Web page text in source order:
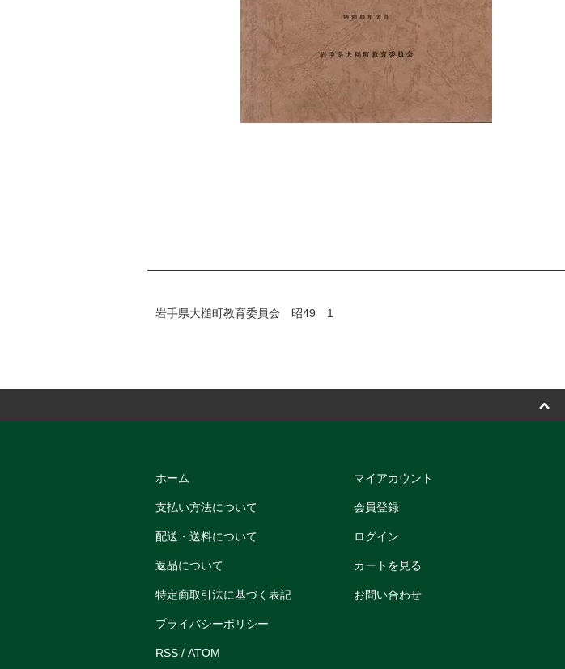
岩手県大槌町教育委員会 昭49 1
ホーム
支払い方法について
配送・送料について
返品について
特定商取引法に基づく表記
プライバシーポリシー
RSS/ ATOM
マイアカウント
会員登録
ログイン
カートを見る
お問い合わせ